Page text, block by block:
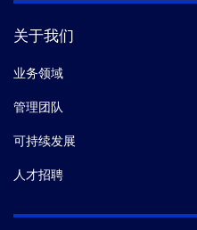
关于我们
业务领域
管理团队
可持续发展
人才招聘